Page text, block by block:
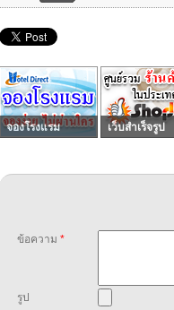
จองโรงแรม เว็บสำเร็จรูป
ข้อความ *
รูป